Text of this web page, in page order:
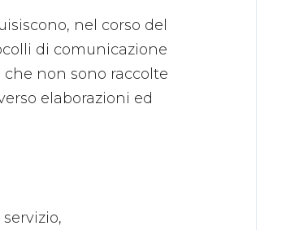
nel corso del
di comunicazione
non sono raccolte
elaborazioni ed